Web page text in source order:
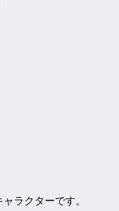
ラクターです。